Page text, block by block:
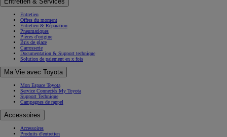
Entretien
Offres du moment
Entretien & Réparation
Pneumatiques
Pièces d'origine
Bris de glace
Carrosserie
Documentation & Support technique
Solution de paiement en x fois
Ma Vie avec Toyota
Mon Espace Toyota
Service Connectés My Toyota
Support Technique
Campagnes de rappel
Accessoires
Accessoires
Produits d'entretien